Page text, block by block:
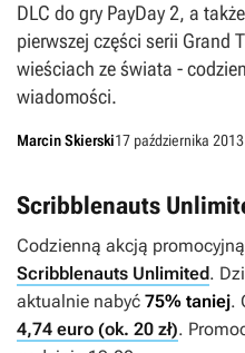
DLC do gry PayDay 2, a
pierwszej części serii Grand
wieściach ze świata -
wiadomości.
Marcin Skierski17 października
Scribblenauts
Codzienną akcją
Scribblenauts Unlimited.
aktualnie nabyć 75% taniej.
4,74 euro (ok. 20 zł).